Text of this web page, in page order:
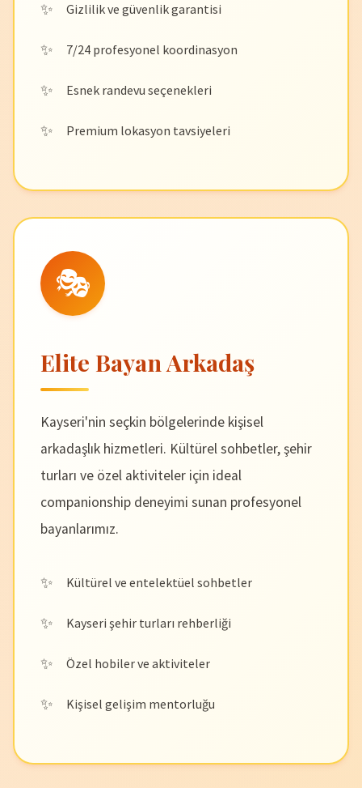
Gizlilik ve güvenlik garantisi
7/24 profesyonel koordinasyon
Esnek randevu seçenekleri
Premium lokasyon tavsiyeleri
🎭
Elite Bayan Arkadaş
Kayseri'nin seçkin bölgelerinde kişisel
arkadaşlık hizmetleri. Kültürel sohbetler, şehir
turları ve özel aktiviteler için ideal
companionship deneyimi sunan profesyonel
bayanlarımız.
Kültürel ve entelektüel sohbetler
Kayseri şehir turları rehberliği
Özel hobiler ve aktiviteler
Kişisel gelişim mentorluğu